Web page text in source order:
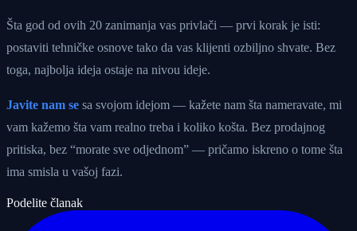
Šta god od ovih 20 zanimanja vas privlači — prvi korak je isti:
postaviti tehničke osnove tako da vas klijenti ozbiljno shvate. Bez
toga, najbolja ideja ostaje na nivou ideje.
Javite nam se sa svojom idejom — kažete nam šta nameravate, mi
vam kažemo šta vam realno treba i koliko košta. Bez prodajnog
pritiska, bez “morate sve odjednom” — pričamo iskreno o tome šta
ima smisla u vašoj fazi.
Podelite članak